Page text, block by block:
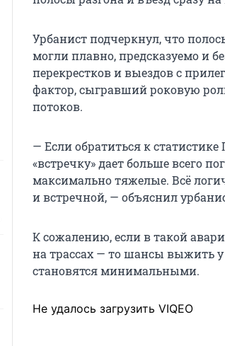
Урбанист подчеркнул, что
могли плавно, предсказуемо и
перекрестков и выездов с
фактор, сыгравший роковую
потоков.
— Если обратиться к
«встречку» дает больше всего
максимально тяжелые. Всё
и встречной, — объяснил
К сожалению, если в такой
на трассах — то шансы выжить у
становятся минимальными.
Не удалось загрузить VIQEO